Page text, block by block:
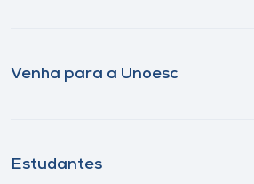
Venha para a Unoesc
Estudantes